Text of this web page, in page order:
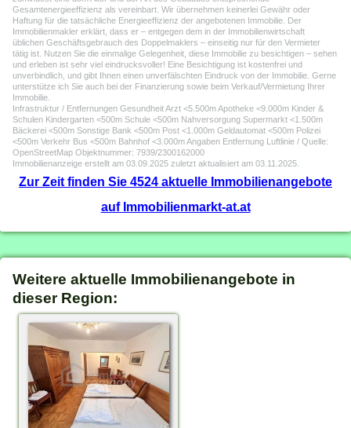
Gesamtenergieeffizienz als vereinbart. Wir übernehmen keinerlei Gewähr oder
Haftung für die tatsächliche Energieeffizienz der angebotenen Immobilie. Der
Immobilienmakler erklärt, dass er – entgegen dem in der Immobilienwirtschaft
üblichen Geschäftsgebrauch des Doppelmaklers – einseitig nur für den Vermieter
tätig ist. Nutzen Sie die einmalige Gelegenheit, diese Immobilie zu besichtigen – sehen
und erleben ist sehr viel eindrucksvoller! Eine Besichtigung ist kostenfrei und
unverbindlich, und gibt Ihnen einen unverfälschten Eindruck von der Immobilie. Gerne
unterstütze ich Sie auch bei der Finanzierung sowie beim Verkauf/Vermietung Ihrer
Immobilie.
Infrastruktur / Entfernungen Gesundheit Arzt <5.500m Apotheke <9.000m Kinder &
Schulen Kindergarten <500m Schule <500m Nahversorgung Supermarkt <1.500m
Bäckerei <500m Sonstige Bank <500m Post <1.000m Geldautomat <500m Polizei
<500m Verkehr Bus <500m Bahnhof <3.000m Angaben Entfernung Luftlinie / Quelle:
OpenStreetMap Objektnummer: 7939/2300162000
Immobilienanzeige erstellt am 03.09.2025 zuletzt aktualisiert am 03.11.2025.
Zur Zeit finden Sie 4524 aktuelle Immobilienangebote
auf Immobilienmarkt-at.at
Weitere aktuelle Immobilienangebote in
dieser Region: